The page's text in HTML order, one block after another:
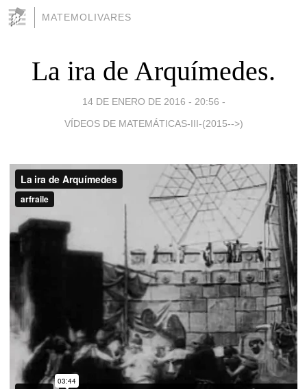
MATEMOLIVARES
La ira de Arquímedes.
14 DE ENERO DE 2016 - 20:56 -
VÍDEOS DE MATEMÁTICAS-III-(2015-->)